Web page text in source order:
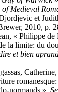
Medieval
et
2010, p.
« Philippe de
la limite: du
et bien
normands »,